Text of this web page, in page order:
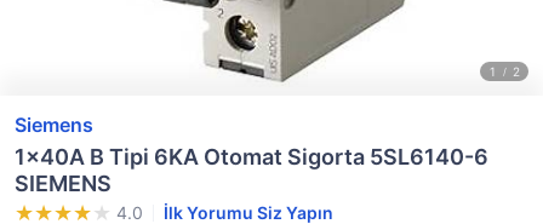
Siemens
1x40A B Tipi 6KA Otomat Sigorta 5SL6140-6
SIEMENS
4.0 İlk Yorumu Siz Yapın